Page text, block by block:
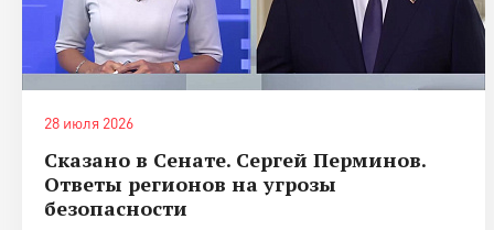
28 июля 2026
Сказано в Сенате. Сергей Перминов.
Ответы регионов на угрозы
безопасности